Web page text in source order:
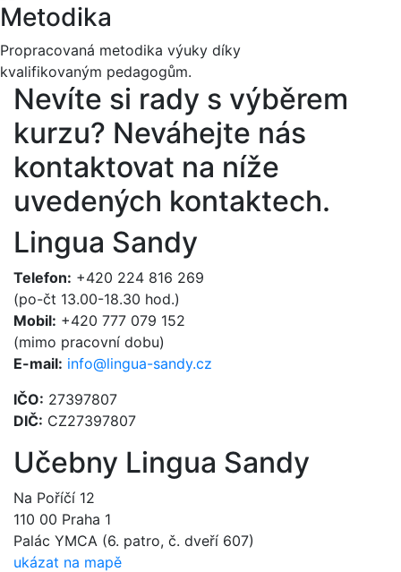
Metodika
Propracovaná metodika výuky díky
kvalifikovaným pedagogům.
Nevíte si rady s výběrem
kurzu? Neváhejte nás
kontaktovat na níže
uvedených kontaktech.
Lingua Sandy
Telefon: +420 224 816 269
(po-čt 13.00-18.30 hod.)
Mobil: +420 777 079 152
(mimo pracovní dobu)
E-mail: info@lingua-sandy.cz
IČO: 27397807
DIČ: CZ27397807
Učebny Lingua Sandy
Na Poříčí 12
110 00 Praha 1
Palác YMCA (6. patro, č. dveří 607)
ukázat na mapě